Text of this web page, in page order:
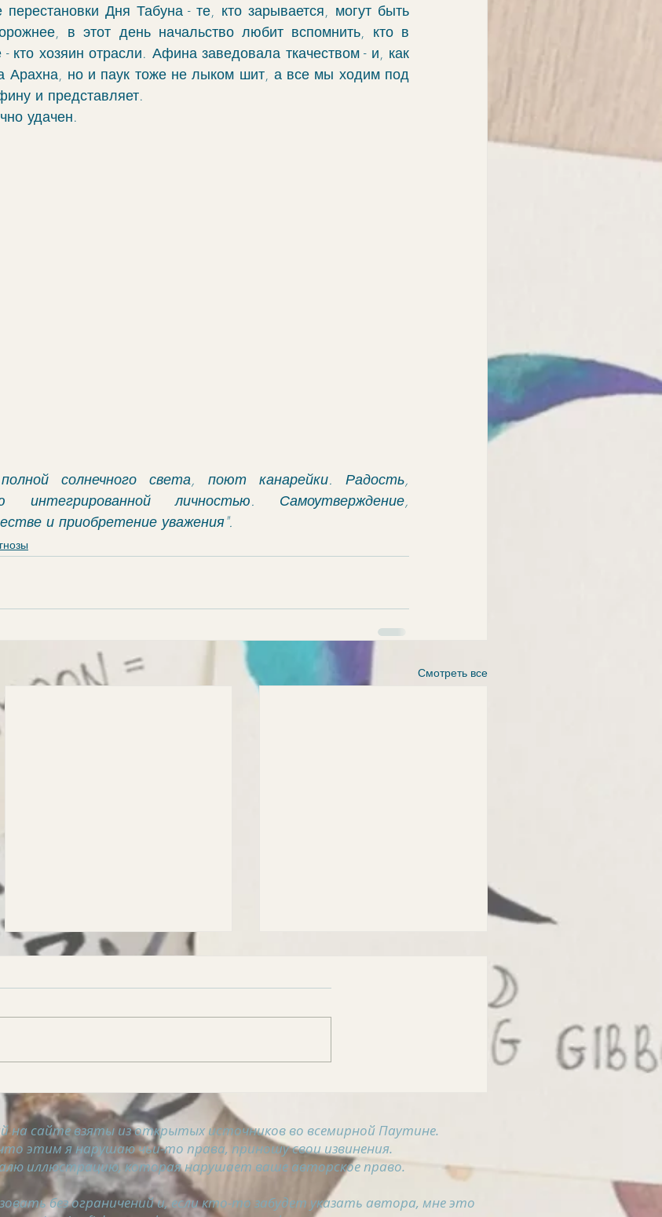
Дня Табуна - те, кто зарывается, могут быть
в этот день начальство любит вспомнить, кто в
хозяин отрасли. Афина заведовала ткачеством - и, как
Арахна, но и паук тоже не лыком шит, а все мы ходим под
и представляет.
удачен.
солнечного света, поют канарейки. Радость,
интегрированной личностью. Самоутверждение,
и приобретение уважения".
Смотреть все
августа
на сайте взяты из открытых источников во всемирной Паутине.
этим я нарушаю чьи-то права, приношу свои извинения.
иллюстрацию, которая нарушает ваше авторское право.
без ограничений и, если кто-то забудет указать автора, мне это